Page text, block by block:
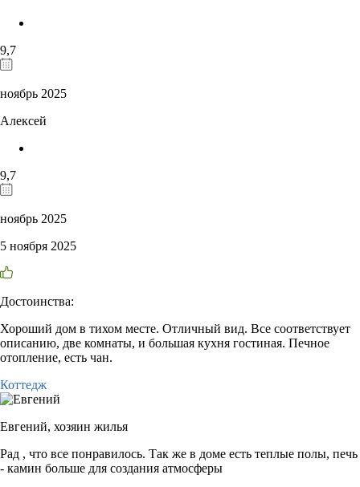
9,7
ноябрь 2025
Алексей
9,7
ноябрь 2025
5 ноября 2025
Достоинства:
Хороший дом в тихом месте. Отличный вид. Все соответствует
описанию, две комнаты, и большая кухня гостиная. Печное
отопление, есть чан.
Коттедж
Евгений, хозяин жилья
Рад , что все понравилось. Так же в доме есть теплые полы, печь
- камин больше для создания атмосферы